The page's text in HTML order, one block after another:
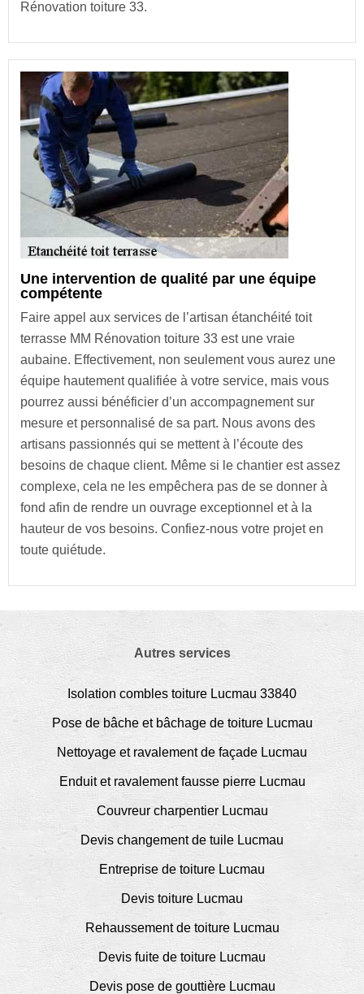
Rénovation toiture 33.
Une intervention de qualité par une équipe
compétente
Faire appel aux services de l’artisan étanchéité toit
terrasse MM Rénovation toiture 33 est une vraie
aubaine. Effectivement, non seulement vous aurez une
équipe hautement qualifiée à votre service, mais vous
pourrez aussi bénéficier d’un accompagnement sur
mesure et personnalisé de sa part. Nous avons des
artisans passionnés qui se mettent à l’écoute des
besoins de chaque client. Même si le chantier est assez
complexe, cela ne les empêchera pas de se donner à
fond afin de rendre un ouvrage exceptionnel et à la
hauteur de vos besoins. Confiez-nous votre projet en
toute quiétude.
Autres services
Isolation combles toiture Lucmau 33840
Pose de bâche et bâchage de toiture Lucmau
Nettoyage et ravalement de façade Lucmau
Enduit et ravalement fausse pierre Lucmau
Couvreur charpentier Lucmau
Devis changement de tuile Lucmau
Entreprise de toiture Lucmau
Devis toiture Lucmau
Rehaussement de toiture Lucmau
Devis fuite de toiture Lucmau
Devis pose de gouttière Lucmau